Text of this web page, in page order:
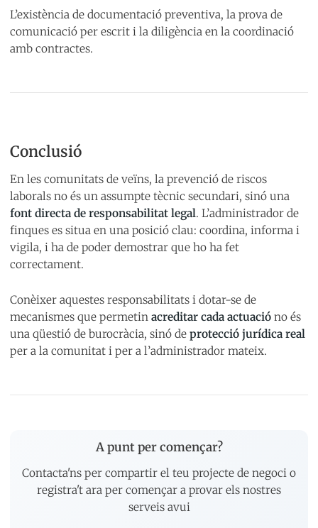
L’existència de documentació preventiva, la prova de
comunicació per escrit i la diligència en la coordinació
amb contractes.
Conclusió
En les comunitats de veïns, la prevenció de riscos
laborals no és un assumpte tècnic secundari, sinó una
font directa de responsabilitat legal. L’administrador de
finques es situa en una posició clau: coordina, informa i
vigila, i ha de poder demostrar que ho ha fet
correctament.
Conèixer aquestes responsabilitats i dotar-se de
mecanismes que permetin acreditar cada actuació no és
una qüestió de burocràcia, sinó de protecció jurídica real
per a la comunitat i per a l’administrador mateix.
A punt per començar?
Contacta'ns per compartir el teu projecte de negoci o
registra't ara per començar a provar els nostres
serveis avui